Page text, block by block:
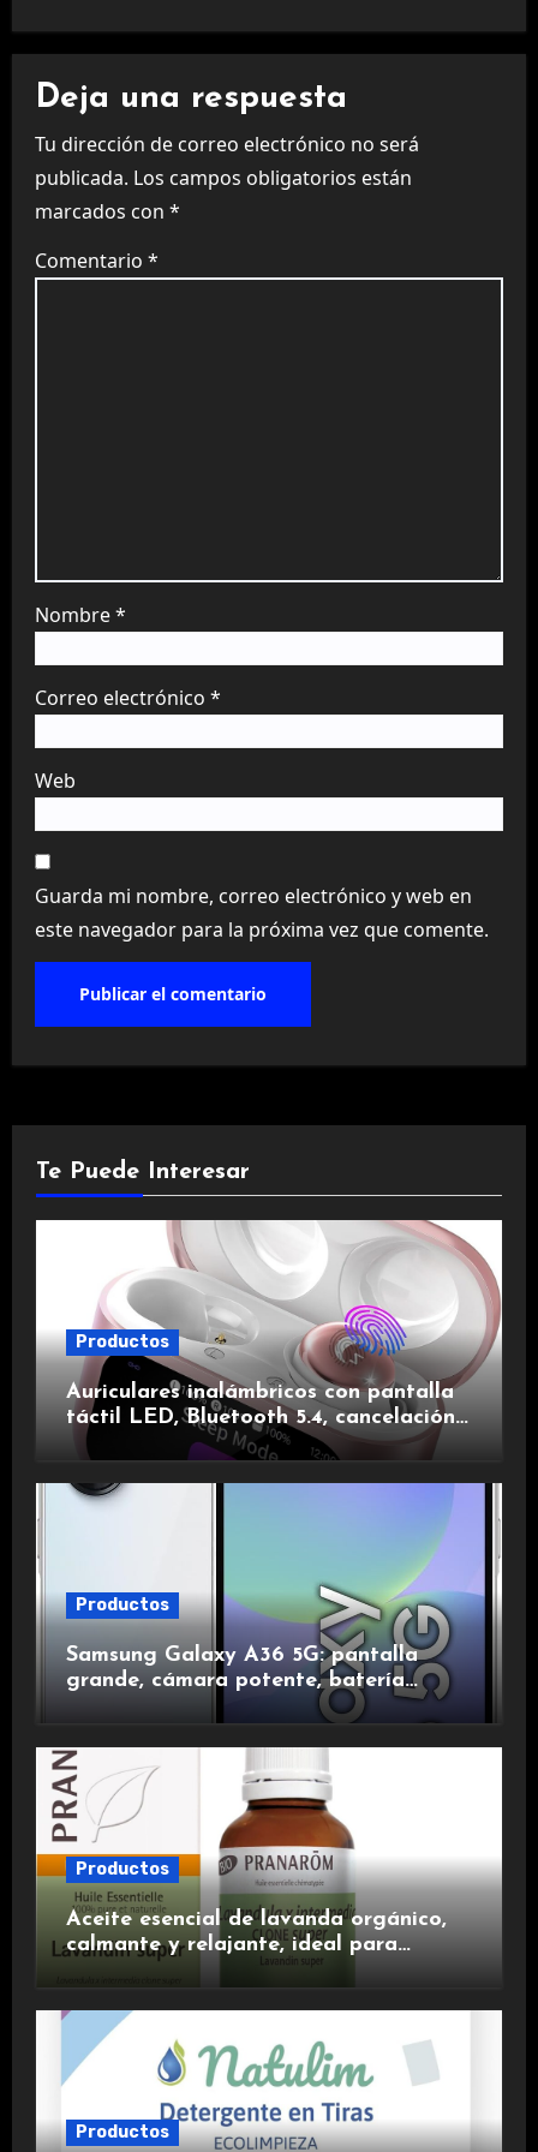
Deja una respuesta
Tu dirección de correo electrónico no será
publicada. Los campos obligatorios están
marcados con *
Comentario *
Nombre*
Correo electrónico *
Web
Guarda mi nombre, correo electrónico y web en
este navegador para la próxima vez que comente.
Te Puede Interesar
Productos
Auriculares inalámbricos con pantalla
táctil LED, Bluetooth 5.4, cancelación
de ruido, impermeables y de larga
Productos
Samsung Galaxy A36 5G: pantalla
grande, cámara potente, batería
duradera y carga rápida para una
Productos
Aceite esencial de lavanda orgánico,
calmante y relajante, ideal para
Productos